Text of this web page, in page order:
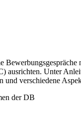
ausrichten. Unter
verschiedene
der DB